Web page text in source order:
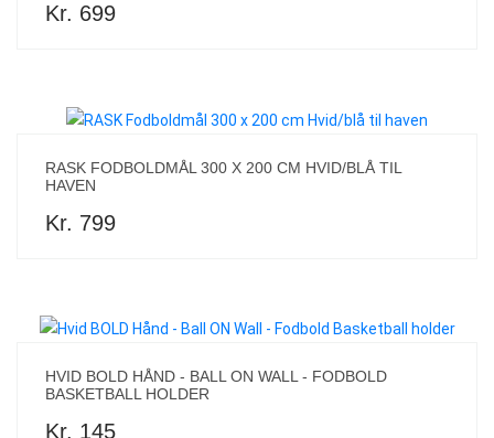
Kr. 699
RASK FODBOLDMÅL 300 X 200 CM HVID/BLÅ TIL
HAVEN
Kr. 799
HVID BOLD HÅND - BALL ON WALL - FODBOLD
BASKETBALL HOLDER
Kr. 145